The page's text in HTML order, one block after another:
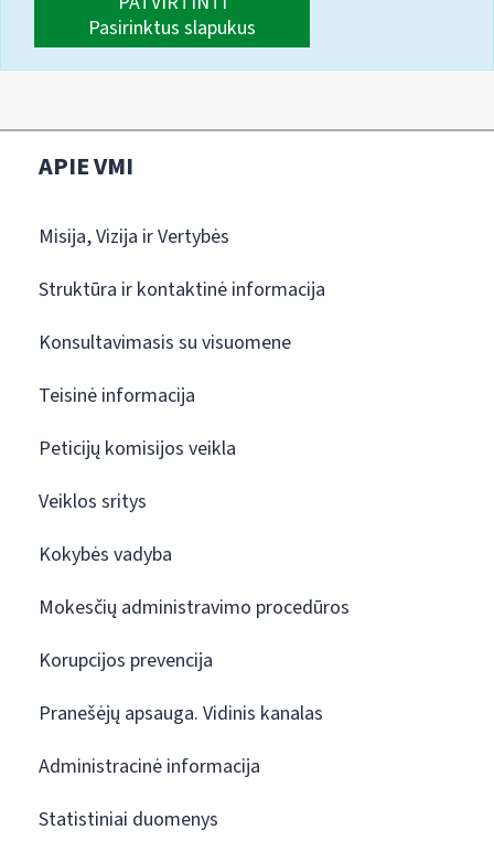
Pasirinktus slapukus
APIE VMI
Misija, Vizija ir Vertybės
Struktūra ir kontaktinė informacija
Konsultavimasis su visuomene
Teisinė informacija
Peticijų komisijos veikla
Veiklos sritys
Kokybės vadyba
Mokesčių administravimo procedūros
Korupcijos prevencija
Pranešėjų apsauga. Vidinis kanalas
Administracinė informacija
Statistiniai duomenys